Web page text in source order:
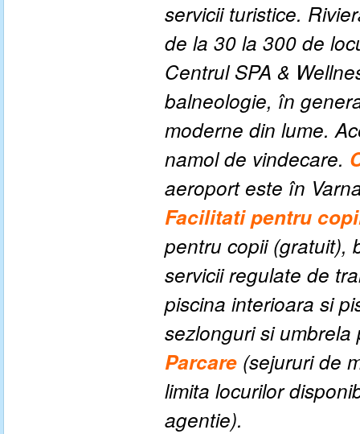
servicii turistice.
de la 30 la 300 de
Centrul SPA &
balneologie, în
moderne din lume.
namol de vindecare.
aeroport este în
Facilitati pentru
pentru copii (gratuit),
servicii regulate de
piscina interioara si
sezlonguri si
Parcare (sejururi de
limita locurilor
agentie).